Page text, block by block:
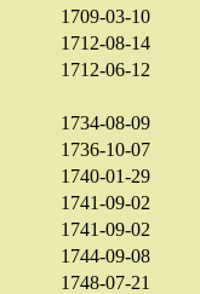
1709-03-10
1712-08-14
1712-06-12
1734-08-09
1736-10-07
1740-01-29
1741-09-02
1741-09-02
1744-09-08
1748-07-21